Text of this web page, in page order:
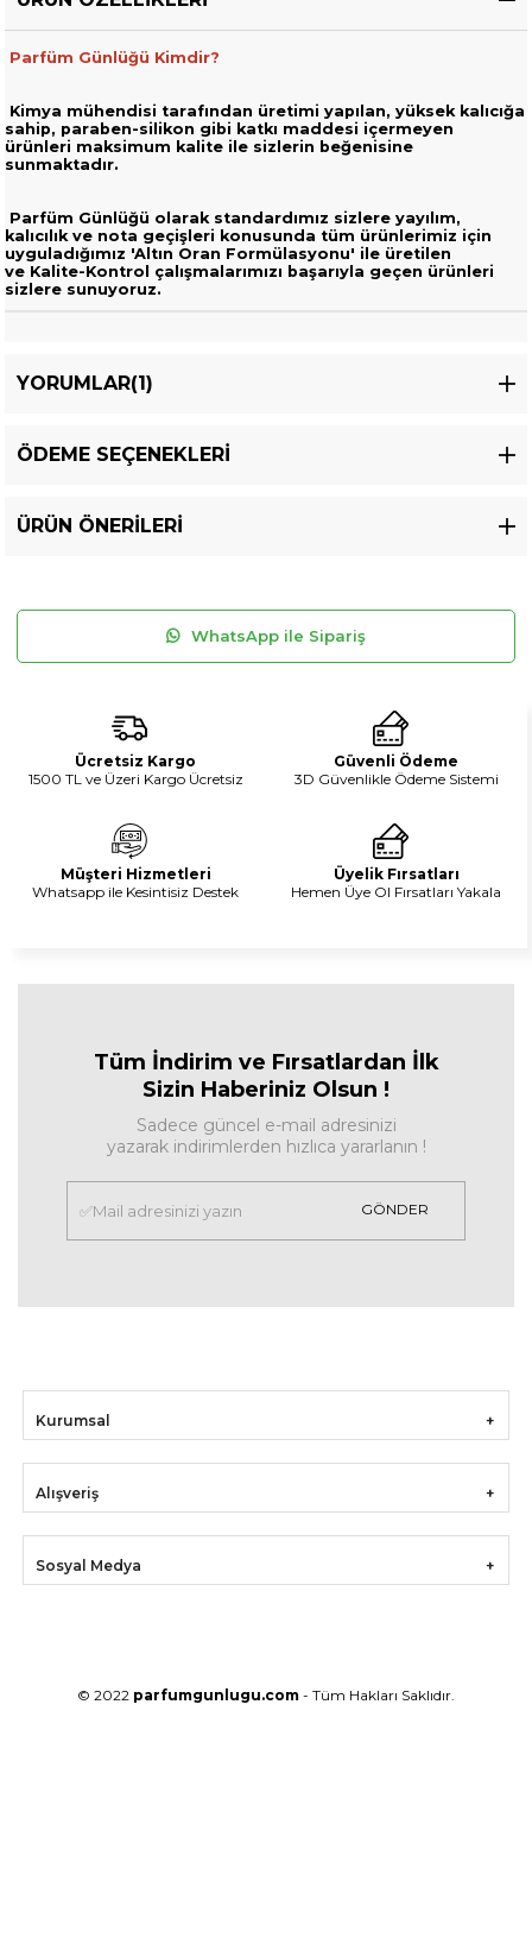
Parfüm Günlüğü Kimdir?
Kimya mühendisi tarafından üretimi yapılan, yüksek kalıcığa
sahip, paraben-silikon gibi katkı maddesi içermeyen
ürünleri maksimum kalite ile sizlerin beğenisine
sunmaktadır.
Parfüm Günlüğü olarak standardımız sizlere yayılım,
kalıcılık ve nota geçişleri konusunda tüm ürünlerimiz için
uyguladığımız 'Altın Oran Formülasyonu' ile üretilen
ve Kalite-Kontrol çalışmalarımızı başarıyla geçen ürünleri
sizlere sunuyoruz.
YORUMLAR(1)
ÖDEME SEÇENEKLERI
ÜRÜN ÖNERILERI
WhatsApp ile Sipariş
Ücretsiz Kargo
1500 TL ve Üzeri Kargo Ücretsiz
Güvenli Ödeme
3D Güvenlikle Ödeme Sistemi
Müşteri Hizmetleri
Whatsapp ile Kesintisiz Destek
Üyelik Fırsatları
Hemen Üye Ol Fırsatları Yakala
Tüm İndirim ve Fırsatlardan İlk
Sizin Haberiniz Olsun !
Sadece güncel e-mail adresinizi
yazarak indirimlerden hızlıca yararlanın !
GÖNDER
Kurumsal
Alışveriş
Sosyal Medya
© 2022 parfumgunlugu.com - Tüm Hakları Saklıdır.